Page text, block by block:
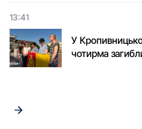
13:41
У
чотирма